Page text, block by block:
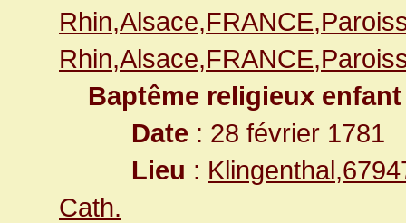
Baptême religieux enfant
Date : 28 février 1781
Lieu :
Cath.